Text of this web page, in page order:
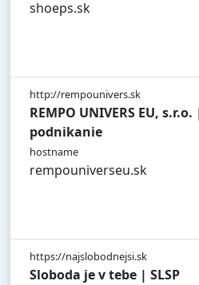
shoeps.sk
http://rempounivers.sk
REMPO UNIVERS EU,
podnikanie
hostname
rempouniverseu.sk
https://najslobodnejsi.sk
Sloboda je v tebe | SLSP